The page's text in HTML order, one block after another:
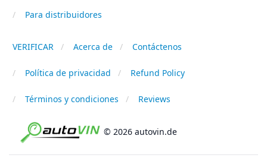
Para distribuidores
VERIFICAR Acerca de Contáctenos
Política de privacidad Refund Policy
Términos y condiciones Reviews
© 2026 autovin.de